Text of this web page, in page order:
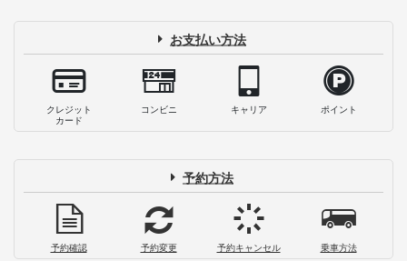
お支払い方法
クレジット
カード
コンビニ キャリア ポイント
予約方法
予約確認 予約変更 予約キャンセル 乗車方法